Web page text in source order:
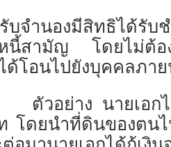
งมีสิทธิได้รับชำ
หนี้สามัญ โดยไม่ต้อ
โอนไปยังบุคคลภา
ายเอกได้กู้เงิ
โดยนำที่ดินของตนไ